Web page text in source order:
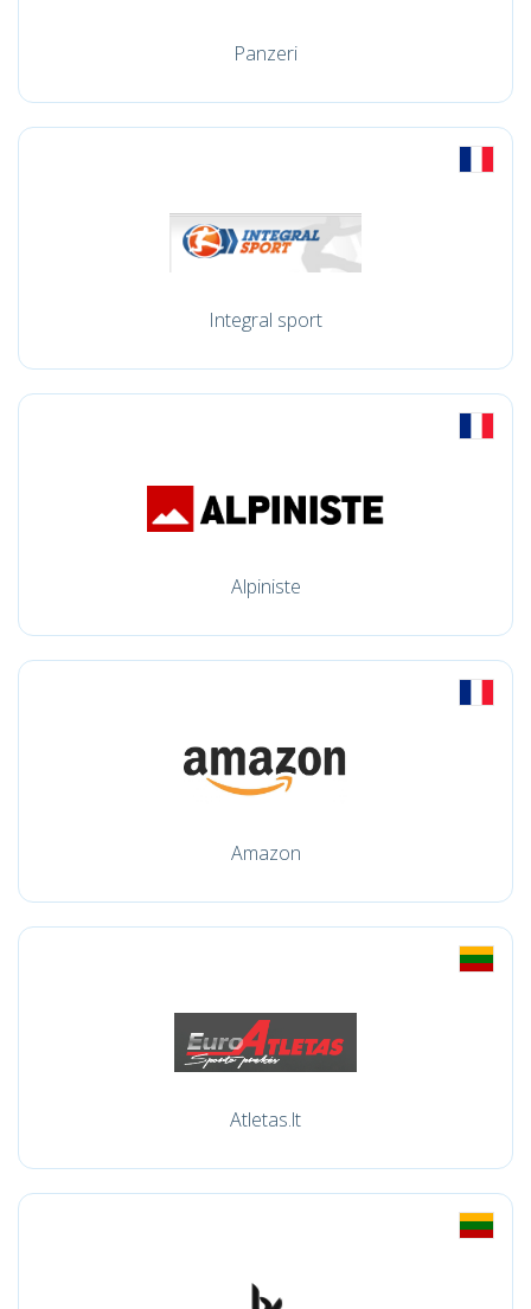
Panzeri
Integral sport
Alpiniste
Amazon
Atletas.lt